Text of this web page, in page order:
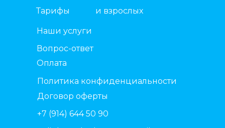
Тарифы
Наши услуги
Оплата
Вопрос-ответ
и взрослых
Договор оферты
+7 (914) 644 50 90
Политика конфиденциальности